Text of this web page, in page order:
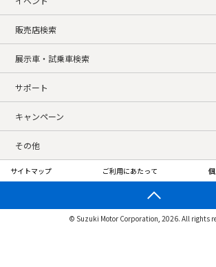
販売店検索
展示車・試乗車検索
サポート
キャンペーン
その他
サイトマップ ご利用にあたって
© Suzuki Motor Corporation, 2026. All rights